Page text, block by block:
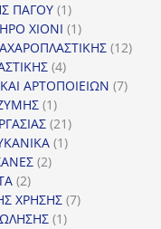
προϊόντα
ΠΑΓΟΥ 11
προϊόν
ΧΙΟΝΙ 11
προϊόν1212
44
προϊόντα
ΑΡΤΟΠΟΙΕΙΩΝ 77
11
προϊόν
2121
προϊόντα
11
22
22
προϊόντα
ΧΡΗΣΗΣ 77
11